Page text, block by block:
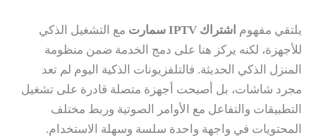
يلتقي مفهوماشتراك IPTV سمارت
مع التشغيل الذكي
للأجهزة، لكنه يركز هنا على دمج الخدمة ضمن منظومة
المنزل الذكي الحديثة. فالتلفزيونات الذكية اليوم لم تعد
مجرد شاشات، بل أصبحت أجهزة متصلة قادرة على تشغيل
التطبيقات والتفاعل مع الأوامر الصوتية وربط مختلف
المحتويات في واجهة واحدة سلسة وسهلة الاستخدام.